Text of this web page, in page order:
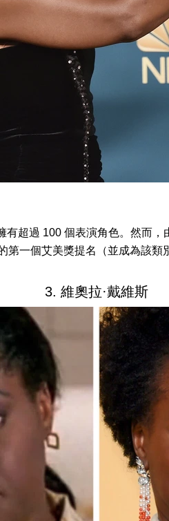
有超過 100 個表演角色。然而，
第一個艾美獎提名（並成為該類
3. 維奧拉·戴維斯